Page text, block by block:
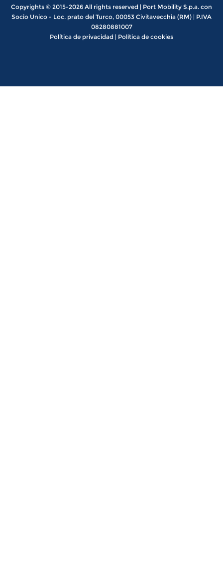
Copyrights © 2015-2026 All rights reserved | Port Mobility S.p.a. con
Socio Unico - Loc. prato del Turco, 00053 Civitavecchia (RM) | P.IVA
08280881007
Política de privacidad | Política de cookies